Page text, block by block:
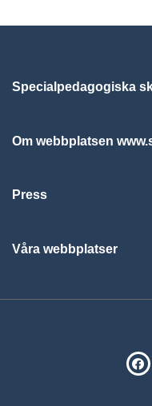
Specialpedagogiska
Om webbplatsen
Press
Våra webbplatser